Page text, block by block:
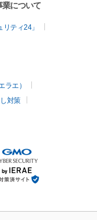
業について
ティ24」
ラエ）
対策